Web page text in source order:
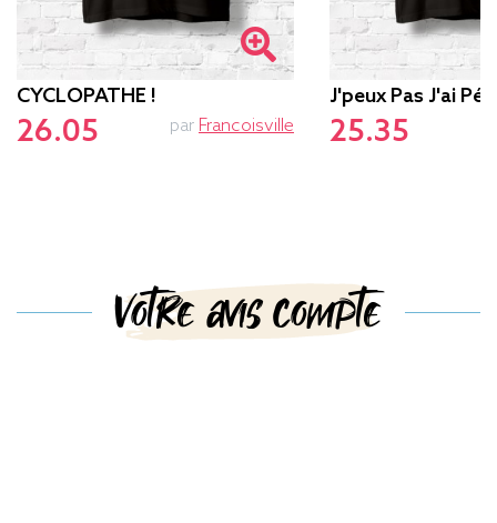
CYCLOPATHE !
26.05 par Francoisville
J'peux Pas J'ai
25.35
Votre avis compte